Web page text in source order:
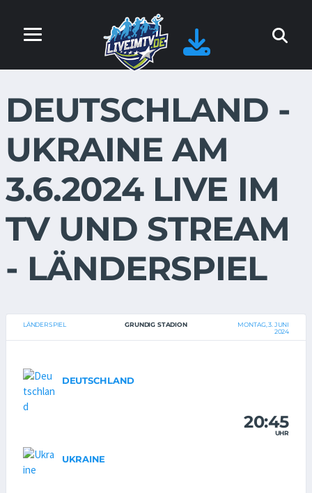
DEUTSCHLAND -
UKRAINE AM
3.6.2024 LIVE IM
TV UND STREAM
- LÄNDERSPIEL
LÄNDERSPIEL GRUNDIG STADION
MONTAG, 3. JUNI
2024
DEUTSCHLAND
20:45
UHR
UKRAINE